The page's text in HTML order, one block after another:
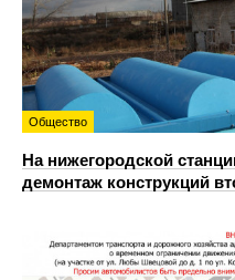
Общество
На нижегородской
демонтаж конструкций